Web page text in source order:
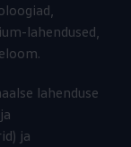
lahendused,
lahenduse
ja